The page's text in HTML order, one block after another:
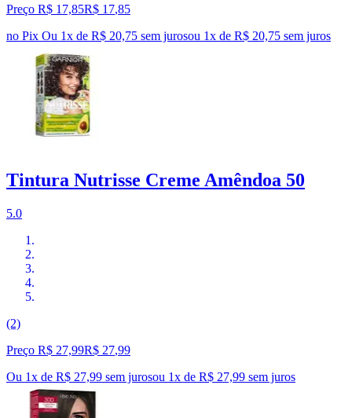
Preço R$ 17,85R$ 17,85
no Pix Ou 1x de R$ 20,75 sem jurosou 1x de R$ 20,75 sem juros
Tintura Nutrisse Creme Amêndoa 50
5.0
(2)
Preço R$ 27,99R$ 27,99
Ou 1x de R$ 27,99 sem jurosou 1x de R$ 27,99 sem juros